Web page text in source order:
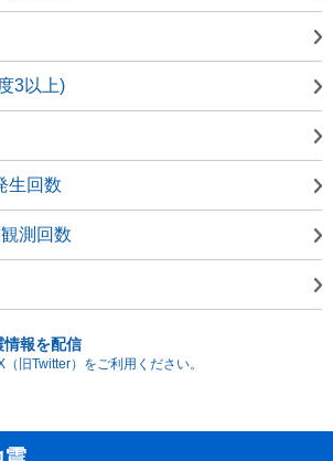
3以上)
生回数
測回数
情報を配信
旧Twitter）をご利用ください。